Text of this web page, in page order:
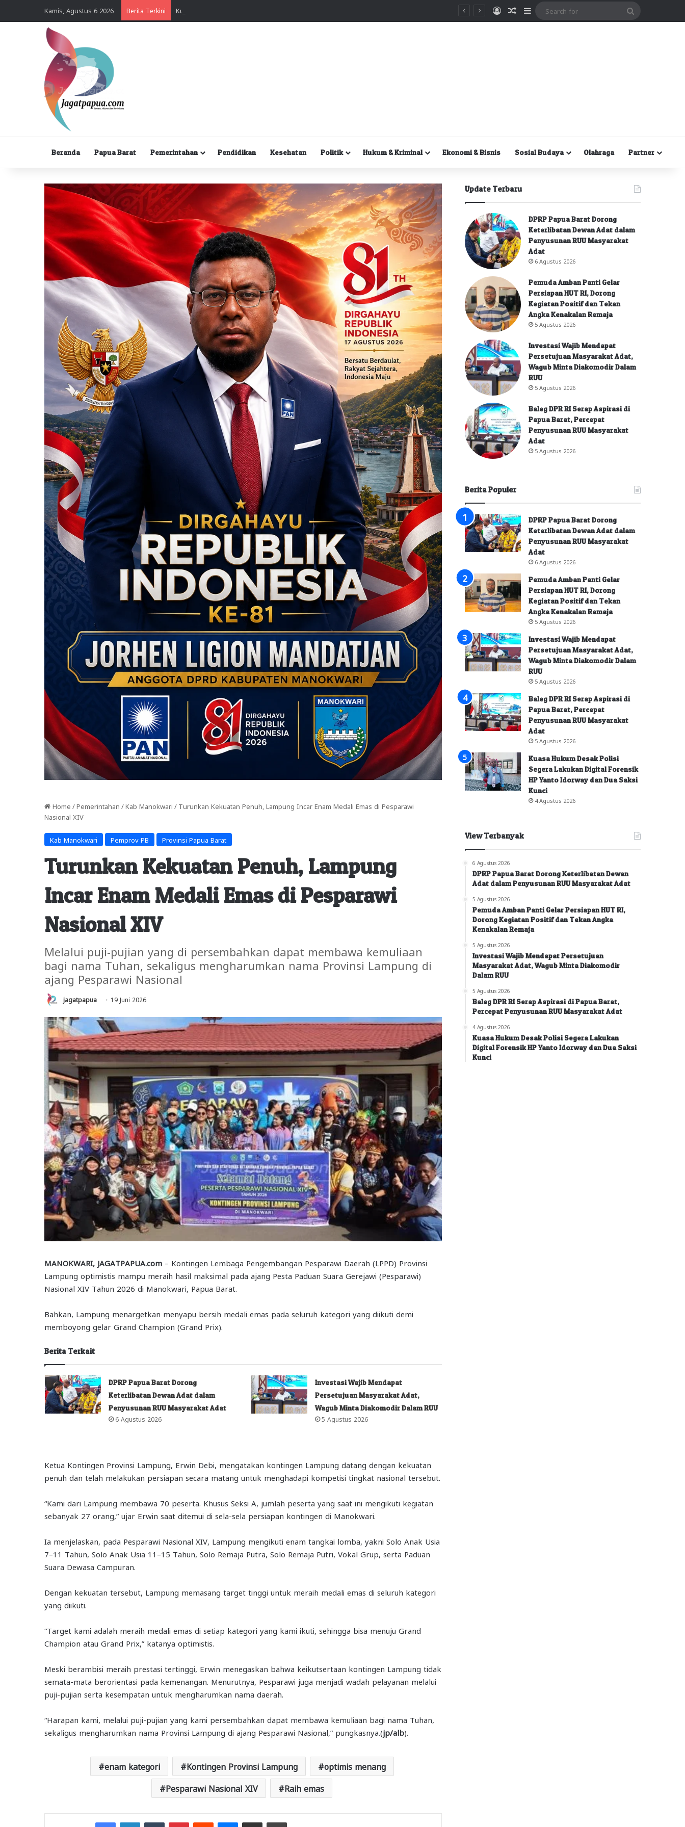
Kamis, Agustus 6 2026 Berita Terkini MasukRandom Article
Sidebar
Beranda Papua Barat Pemerintahan Pendidikan Kesehatan Politik Hukum & Kriminal Ekonomi & Bisnis Sosial Budaya Olahraga Partner
Home / Pemerintahan / Kab Manokwari / Turunkan Kekuatan Penuh, Lampung Incar Enam Medali Emas di Pesparawi
Nasional XIV
Kab Manokwari Pemprov PB Provinsi Papua Barat
Turunkan Kekuatan Penuh, Lampung
Incar Enam Medali Emas di Pesparawi
Nasional XIV
Melalui puji-pujian yang di persembahkan dapat membawa kemuliaan
bagi nama Tuhan, sekaligus mengharumkan nama Provinsi Lampung di
ajang Pesparawi Nasional
jagatpapua 19 Juni 2026
MANOKWARI, JAGATPAPUA.com – Kontingen Lembaga Pengembangan Pesparawi Daerah (LPPD) Provinsi
Lampung optimistis mampu meraih hasil maksimal pada ajang Pesta Paduan Suara Gerejawi (Pesparawi)
Nasional XIV Tahun 2026 di Manokwari, Papua Barat.
Bahkan, Lampung menargetkan menyapu bersih medali emas pada seluruh kategori yang diikuti demi
memboyong gelar Grand Champion (Grand Prix).
Berita Terkait
DPRP Papua Barat Dorong
Keterlibatan Dewan Adat dalam
Penyusunan RUU Masyarakat Adat
6 Agustus 2026
Investasi Wajib Mendapat
Persetujuan Masyarakat Adat,
Wagub Minta Diakomodir Dalam RUU
5 Agustus 2026
Ketua Kontingen Provinsi Lampung, Erwin Debi, mengatakan kontingen Lampung datang dengan kekuatan
penuh dan telah melakukan persiapan secara matang untuk menghadapi kompetisi tingkat nasional tersebut.
“Kami dari Lampung membawa 70 peserta. Khusus Seksi A, jumlah peserta yang saat ini mengikuti kegiatan
sebanyak 27 orang,” ujar Erwin saat ditemui di sela-sela persiapan kontingen di Manokwari.
Ia menjelaskan, pada Pesparawi Nasional XIV, Lampung mengikuti enam tangkai lomba, yakni Solo Anak Usia
7–11 Tahun, Solo Anak Usia 11–15 Tahun, Solo Remaja Putra, Solo Remaja Putri, Vokal Grup, serta Paduan
Suara Dewasa Campuran.
Dengan kekuatan tersebut, Lampung memasang target tinggi untuk meraih medali emas di seluruh kategori
yang diikuti.
“Target kami adalah meraih medali emas di setiap kategori yang kami ikuti, sehingga bisa menuju Grand
Champion atau Grand Prix,” katanya optimistis.
Meski berambisi meraih prestasi tertinggi, Erwin menegaskan bahwa keikutsertaan kontingen Lampung tidak
semata-mata berorientasi pada kemenangan. Menurutnya, Pesparawi juga menjadi wadah pelayanan melalui
puji-pujian serta kesempatan untuk mengharumkan nama daerah.
“Harapan kami, melalui puji-pujian yang kami persembahkan dapat membawa kemuliaan bagi nama Tuhan,
sekaligus mengharumkan nama Provinsi Lampung di ajang Pesparawi Nasional,” pungkasnya.(jp/alb).
enam kategori Kontingen Provinsi Lampung optimis menang
Pesparawi Nasional XIV Raih emas
FacebookLinkedInTumblr PinterestReddit Messenger
Share via Email Print
Update Terbaru
DPRP Papua Barat Dorong
Keterlibatan Dewan Adat dalam
Penyusunan RUU Masyarakat
Adat
6 Agustus 2026
Pemuda Amban Panti Gelar
Persiapan HUT RI, Dorong
Kegiatan Positif dan Tekan
Angka Kenakalan Remaja
5 Agustus 2026
Investasi Wajib Mendapat
Persetujuan Masyarakat Adat,
Wagub Minta Diakomodir Dalam
RUU
5 Agustus 2026
Baleg DPR RI Serap Aspirasi di
Papua Barat, Percepat
Penyusunan RUU Masyarakat
Adat
5 Agustus 2026
Berita Populer
DPRP Papua Barat Dorong
Keterlibatan Dewan Adat dalam
Penyusunan RUU Masyarakat
Adat
6 Agustus 2026
Pemuda Amban Panti Gelar
Persiapan HUT RI, Dorong
Kegiatan Positif dan Tekan
Angka Kenakalan Remaja
5 Agustus 2026
Investasi Wajib Mendapat
Persetujuan Masyarakat Adat,
Wagub Minta Diakomodir Dalam
RUU
5 Agustus 2026
Baleg DPR RI Serap Aspirasi di
Papua Barat, Percepat
Penyusunan RUU Masyarakat
Adat
5 Agustus 2026
Kuasa Hukum Desak Polisi
Segera Lakukan Digital Forensik
HP Yanto Idorway dan Dua Saksi
Kunci
4 Agustus 2026
View Terbanyak
6 Agustus 2026
DPRP Papua Barat Dorong Keterlibatan Dewan
Adat dalam Penyusunan RUU Masyarakat Adat
5 Agustus 2026
Pemuda Amban Panti Gelar Persiapan HUT RI,
Dorong Kegiatan Positif dan Tekan Angka
Kenakalan Remaja
5 Agustus 2026
Investasi Wajib Mendapat Persetujuan
Masyarakat Adat, Wagub Minta Diakomodir
Dalam RUU
5 Agustus 2026
Baleg DPR RI Serap Aspirasi di Papua Barat,
Percepat Penyusunan RUU Masyarakat Adat
4 Agustus 2026
Kuasa Hukum Desak Polisi Segera Lakukan
Digital Forensik HP Yanto Idorway dan Dua Saksi
Kunci